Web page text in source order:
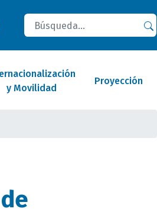
Buscar
y Movilidad
Proyección